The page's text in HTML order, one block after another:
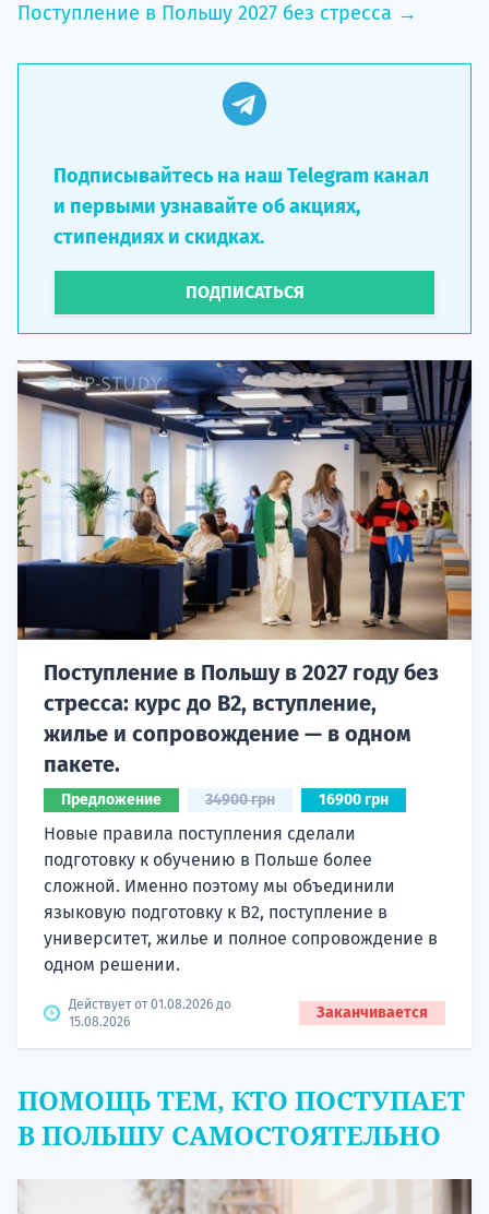
Поступление в Польшу 2027 без стресса →
Подписывайтесь на наш Telegram канал
и первыми узнавайте об акциях,
стипендиях и скидках.
ПОДПИСАТЬСЯ
Поступление в Польшу в 2027 году без
стресса: курс до B2, вступление,
жилье и сопровождение — в одном
пакете.
Предложение 34900 грн 16900 грн
Новые правила поступления сделали
подготовку к обучению в Польше более
сложной. Именно поэтому мы объединили
языковую подготовку к В2, поступление в
университет, жилье и полное сопровождение в
одном решении.
Действует от 01.08.2026 до
15.08.2026
Заканчивается
ПОМОЩЬ ТЕМ, КТО ПОСТУПАЕТ
В ПОЛЬШУ САМОСТОЯТЕЛЬНО